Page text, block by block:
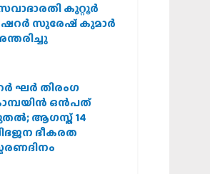
കുറ്റൂർ
സുരേഷ് കുമാർ
ഘര്‍ തിരംഗ
ഒന്‍പത്
ആഗസ്ത് 14
ഭീകരത